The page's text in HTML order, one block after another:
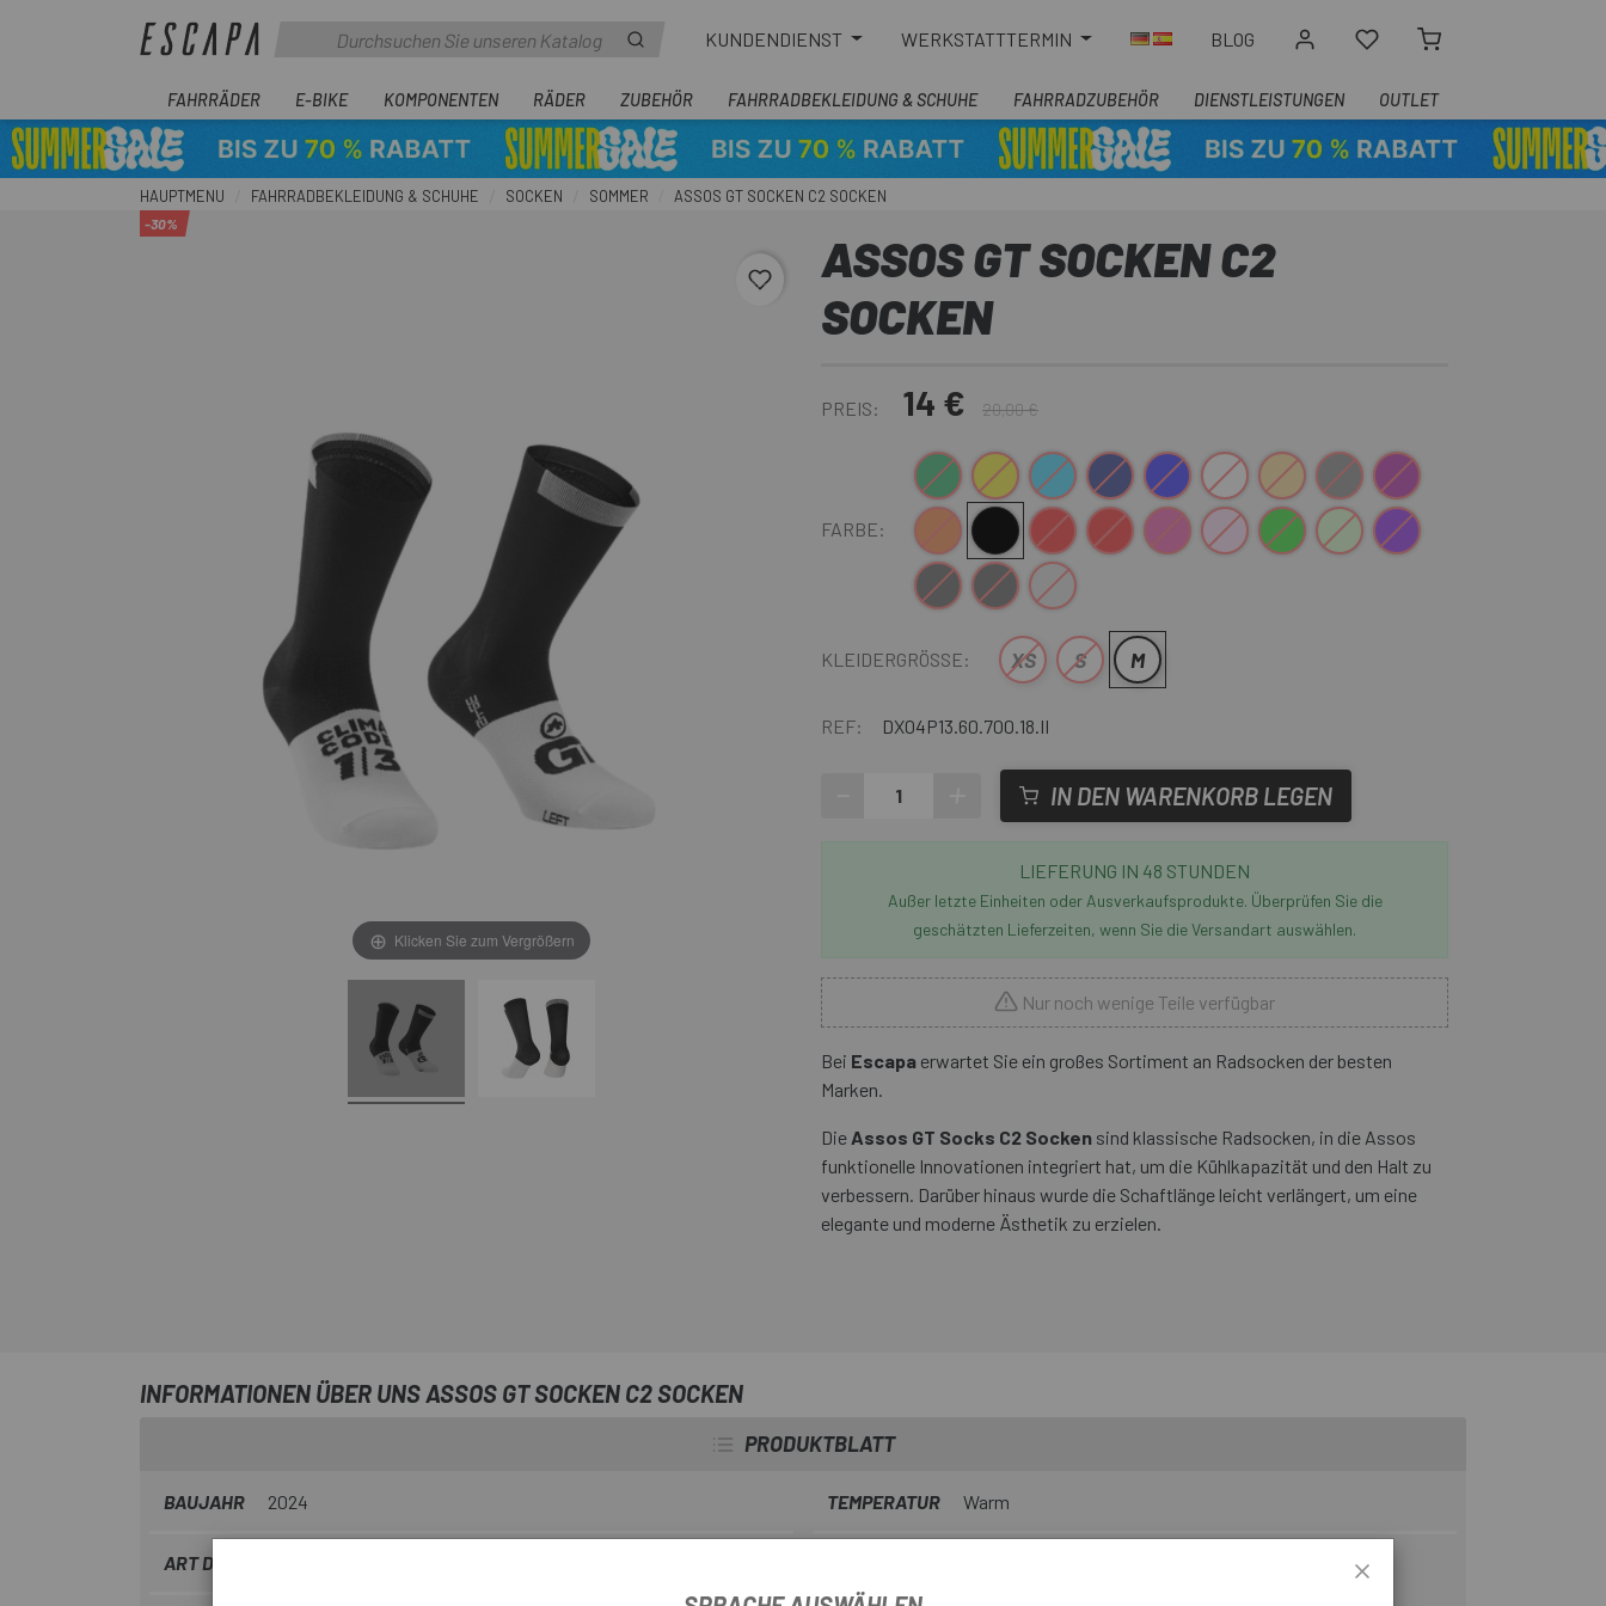
KUNDENDIENST WERKSTATTTERMIN BLOG
FAHRRÄDER E-BIKE KOMPONENTEN RÄDER ZUBEHÖR FAHRRADBEKLEIDUNG & SCHUHE FAHRRADZUBEHÖR DIENSTLEISTUNGEN OUTLET
HAUPTMENU FAHRRADBEKLEIDUNG & SCHUHE SOCKEN SOMMER ASSOS GT SOCKEN C2 SOCKEN
favorite_border
-30%
Klicken Sie zum Vergrößern
ASSOS GT SOCKEN C2
SOCKEN
PREIS: 14 € 20,00 €
FARBE:
OlivgrünGelb BlauDunkelblauweiß BlauWeiß Creme Grau Lila
OrangeSchwarz Rot rot-WeissRosaRosa-WeißGrünGrün WeißViolett
DunkelgrauDunkelgrauweiß grau
KLEIDERGRÖSSE: XS S M
REF: DX04P13.60.700.18.II
IN DEN WARENKORB LEGEN
LIEFERUNG IN 48 STUNDEN
Außer letzte Einheiten oder Ausverkaufsprodukte. Überprüfen Sie die
geschätzten Lieferzeiten, wenn Sie die Versandart auswählen.
Nur noch wenige Teile verfügbar
Bei Escapa erwartet Sie ein großes Sortiment an Radsocken der besten
Marken.
Die Assos GT Socks C2 Socken sind klassische Radsocken, in die Assos
funktionelle Innovationen integriert hat, um die Kühlkapazität und den Halt zu
verbessern. Darüber hinaus wurde die Schaftlänge leicht verlängert, um eine
elegante und moderne Ästhetik zu erzielen.
INFORMATIONEN ÜBER UNS ASSOS GT SOCKEN C2 SOCKEN
PRODUKTBLATT
BAUJAHR 2024 TEMPERATUR Warm
ART DES KLEIDUNGS